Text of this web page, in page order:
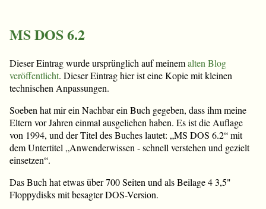
MS DOS 6.2
Dieser Eintrag wurde ursprünglich auf meinemalten Blog
veröffentlicht. Dieser Eintrag hier ist eine Kopie mit kleinen
technischen Anpassungen.
Soeben hat mir ein Nachbar ein Buch gegeben, dass ihm meine
Eltern vor Jahren einmal ausgeliehen haben. Es ist die Auflage
von 1994, und der Titel des Buches lautet: „MS DOS 6.2“ mit
dem Untertitel „Anwenderwissen - schnell verstehen und gezielt
einsetzen“.
Das Buch hat etwas über 700 Seiten und als Beilage 4 3,5"
Floppydisks mit besagter DOS-Version.